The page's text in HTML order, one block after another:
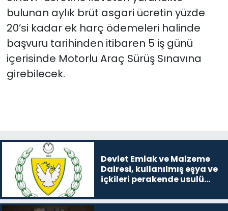
bulunan aylık brüt asgari ücretin yüzde
20’si kadar ek harç ödemeleri halinde
başvuru tarihinden itibaren 5 iş günü
içerisinde Motorlu Araç Sürüş Sınavına
girebilecek.
Devlet Emlak ve Malzeme
Dairesi, kullanılmış eşya ve
içkileri perakende usulü